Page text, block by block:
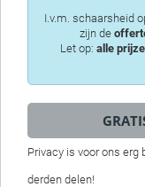
I.v.m. schaarsheid
zijn de
Let op: alle
Privacy is voor ons erg
derden delen!